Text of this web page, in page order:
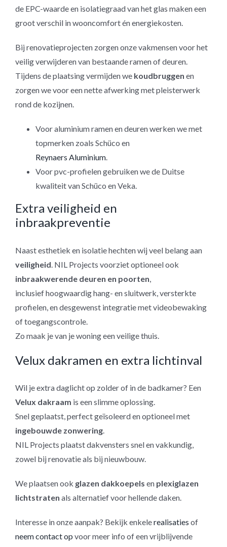
de EPC-waarde en isolatiegraad van het glas maken een
groot verschil in wooncomfort én energiekosten.
Bij renovatieprojecten zorgen onze vakmensen voor het
veilig verwijderen van bestaande ramen of deuren.
Tijdens de plaatsing vermijden we koudbruggen en
zorgen we voor een nette afwerking met pleisterwerk
rond de kozijnen.
Voor aluminium ramen en deuren werken we met
topmerken zoals Schüco en
Reynaers Aluminium.
Voor pvc-profielen gebruiken we de Duitse
kwaliteit van Schüco en Veka.
Extra veiligheid en
inbraakpreventie
Naast esthetiek en isolatie hechten wij veel belang aan
veiligheid . NIL Projects voorziet optioneel ook
inbraakwerende deuren en poorten
inclusief hoogwaardig hang- en sluitwerk, versterkte
profielen, en desgewenst integratie met videobewaking
of toegangscontrole.
Zo maak je van je woning een veilige thuis.
Velux dakramen en extra lichtinval
Wil je extra daglicht op zolder of in de badkamer? Een
Velux dakraam is een slimme oplossing.
Snel geplaatst, perfect geïsoleerd en optioneel met
ingebouwde zonwering.
NIL Projects plaatst dakvensters snel en vakkundig,
zowel bij renovatie als bij nieuwbouw.
We plaatsen ook glazen dakkoepels en plexiglazen
lichtstraten als alternatief voor hellende daken.
Interesse in onze aanpak? Bekijk enkelerealisaties of
neem contact op voor meer info of een vrijblijvende